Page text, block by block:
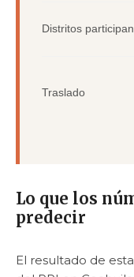
Distritos
Traslado
Lo que los
predecir
El resultado de